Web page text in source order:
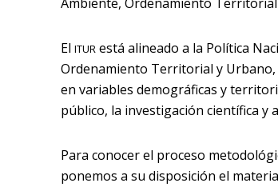
El ITURestá alineado a la Política
Ordenamiento Territorial y
en variables demográficas y
público, la investigación científica y
Para conocer el proceso
ponemos a su disposición el